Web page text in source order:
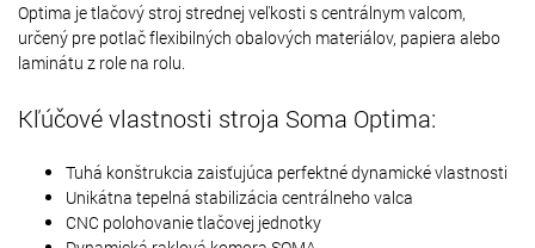
Optima je tlačový stroj strednej veľkosti s centrálnym valcom,
určený pre potlač flexibilných obalových materiálov, papiera alebo
laminátu z role na rolu.
Kľúčové vlastnosti stroja Soma Optima:
Tuhá konštrukcia zaisťujúca perfektné dynamické vlastnosti
Unikátna tepelná stabilizácia centrálneho valca
CNC polohovanie tlačovej jednotky